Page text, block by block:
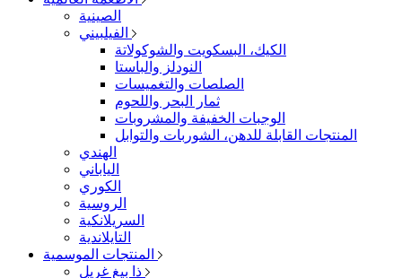
الصينية
الكيك، البسكويت والشوكولاتة
النودلز والباستا
الصلصات والتغميسات
ثمار البحر واللحوم
الوجبات الخفيفة والمشروبات
المنتجات القابلة للدهن، الشوربات والتوابل
الهندي
الياباني
الكوري
الروسية
السريلانكية
التايلاندية